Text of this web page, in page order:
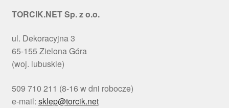
TORCIK.NET Sp. z o.o.
ul. Dekoracyjna 3
65-155 Zielona Góra
(woj. lubuskie)
509 710 211 (8-16 w dni robocze)
e-mail: sklep@torcik.net